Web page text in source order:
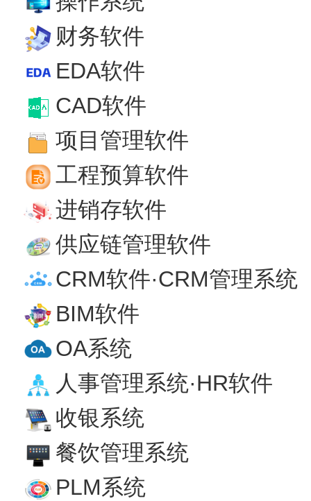
财务软件
EDA软件
CAD软件
项目管理软件
工程预算软件
进销存软件
供应链管理软件
CRM软件·CRM管理系统
BIM软件
OA系统
人事管理系统·HR软件
收银系统
餐饮管理系统
PLM系统